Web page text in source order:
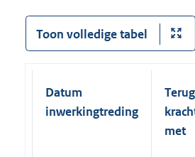
Toon volledige tabel
Datum
inwerkingtreding
met